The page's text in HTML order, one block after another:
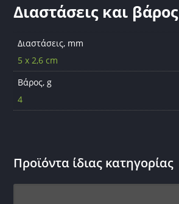
Διαστάσεις και βάρος
Διαστάσεις, mm
5 x 2,6 cm
Βάρος, g
4
Προϊόντα ίδιας κατηγορίας